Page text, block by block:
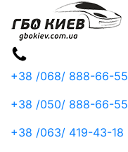
+38 /068/ 888-66-55
+38 /050/ 888-66-55
+38 /063/ 419-43-18